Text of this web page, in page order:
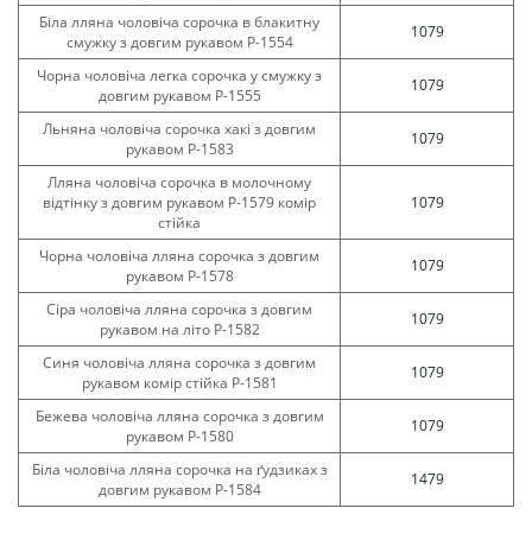
Біла лляна чоловіча сорочка в блакитну
смужку з довгим рукавом Р-1554
1079
Чорна чоловіча легка сорочка у смужку з
довгим рукавом Р-1555
1079
Льняна чоловіча сорочка хакі з довгим
рукавом Р-1583
1079
Лляна чоловіча сорочка в молочному
відтінку з довгим рукавом Р-1579 комір
стійка
1079
Чорна чоловіча лляна сорочка з довгим
рукавом Р-1578
1079
Сіра чоловіча лляна сорочка з довгим
рукавом на літо Р-1582
1079
Синя чоловіча лляна сорочка з довгим
рукавом комір стійка Р-1581
1079
Бежева чоловіча лляна сорочка з довгим
рукавом Р-1580
1079
Біла чоловіча лляна сорочка на ґудзиках з
довгим рукавом Р-1584
1479